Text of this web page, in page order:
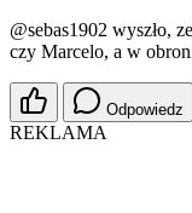
@sebas1902 wyszło,
czy Marcelo, a w
Odpowiedz
REKLAMA